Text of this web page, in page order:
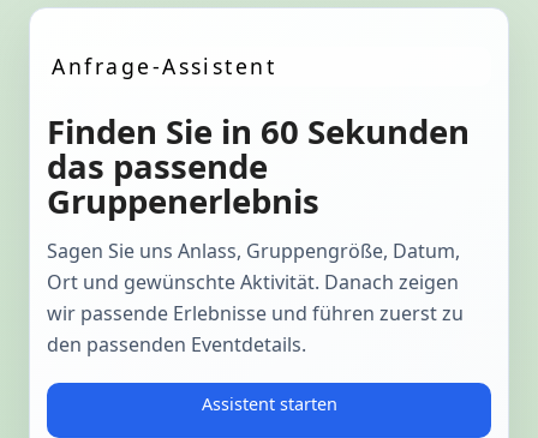
Anfrage-Assistent
Finden Sie in 60 Sekunden
das passende
Gruppenerlebnis
Sagen Sie uns Anlass, Gruppengröße, Datum,
Ort und gewünschte Aktivität. Danach zeigen
wir passende Erlebnisse und führen zuerst zu
den passenden Eventdetails.
Assistent starten